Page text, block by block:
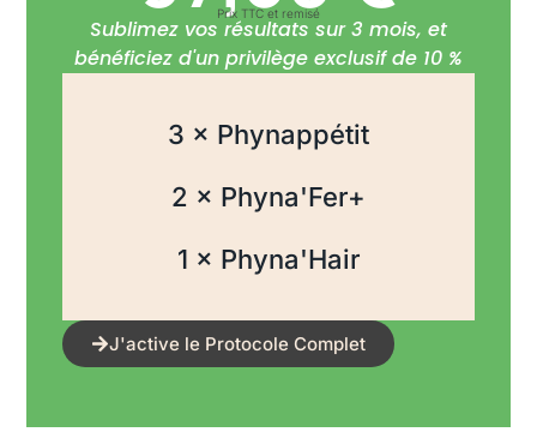
Prix TTC et remisé
Sublimez vos résultats sur 3 mois, et
bénéficiez d'un privilège exclusif de 10 %
3 × Phynappétit
2 × Phyna'Fer+
1 × Phyna'Hair
J'active le Protocole Complet